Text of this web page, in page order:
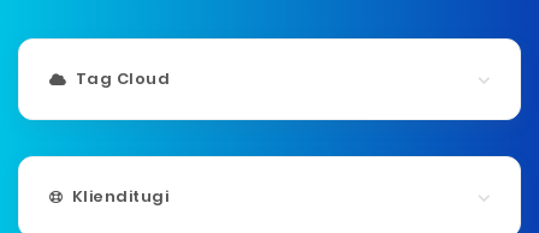
Tag Cloud
Klienditugi